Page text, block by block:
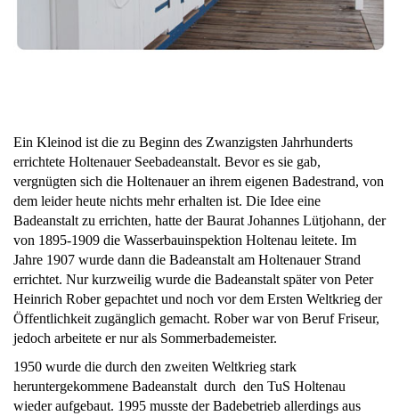
Ein Kleinod ist die zu Beginn des Zwanzigsten Jahrhunderts
errichtete Holtenauer Seebadeanstalt. Bevor es sie gab,
vergnügten sich die Holtenauer an ihrem eigenen Badestrand, von
dem leider heute nichts mehr erhalten ist. Die Idee eine
Badeanstalt zu errichten, hatte der Baurat Johannes Lütjohann, der
von 1895-1909 die Wasserbauinspektion Holtenau leitete. Im
Jahre 1907 wurde dann die Badeanstalt am Holtenauer Strand
errichtet. Nur kurzweilig wurde die Badeanstalt später von Peter
Heinrich Rober gepachtet und noch vor dem Ersten Weltkrieg der
Öffentlichkeit zugänglich gemacht. Rober war von Beruf Friseur,
jedoch arbeitete er nur als Sommerbademeister.
1950 wurde die durch den zweiten Weltkrieg stark
heruntergekommene Badeanstalt durch den TuS Holtenau
wieder aufgebaut. 1995 musste der Badebetrieb allerdings aus